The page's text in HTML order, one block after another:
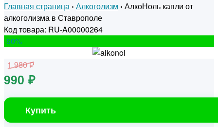
Главная страница › Алкоголизм › АлкоНоль капли от
алкоголизма в Ставрополе
Код товара: RU-A00000264
-50%
1 980 ₽
990 ₽
Купить